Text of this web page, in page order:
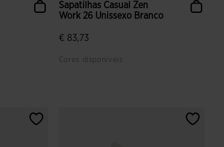
Sapatilhas Casual Zen
Work 26 Unissexo Branco
€ 83,73
Cores disponíveis